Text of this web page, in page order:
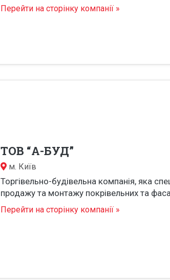
Перейти на сторінку компанії »
ТОВ “А-БУД”
м. Київ
Торгівельно-будівельна компанія, яка
продажу та монтажу покрівельних та
Перейти на сторінку компанії »